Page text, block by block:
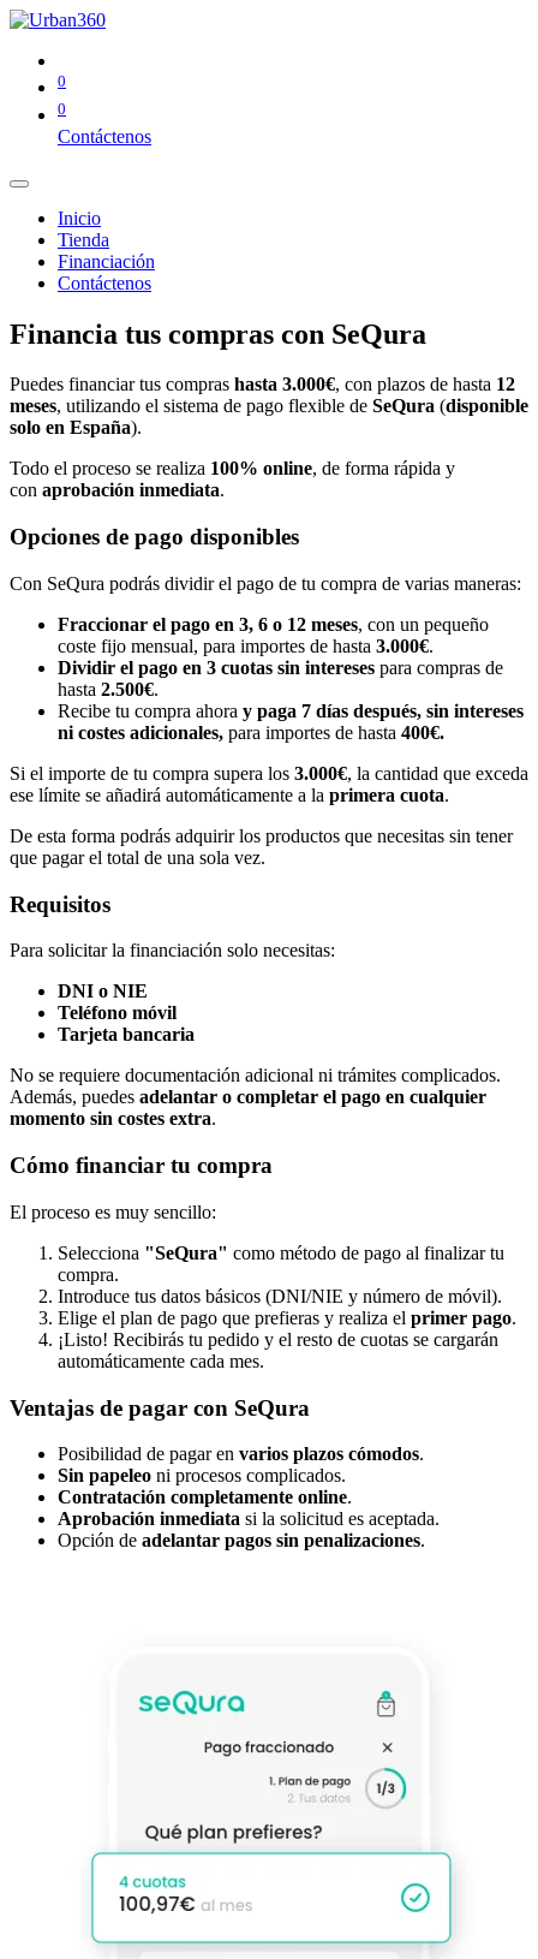
0
0
Contáctenos
Inicio
Tienda
Financiación
Contáctenos
Financia tus compras con SeQura
Puedes financiar tus compras hasta 3.000€, con plazos de hasta 12
meses, utilizando el sistema de pago flexible de SeQura (disponible
solo en España).
Todo el proceso se realiza 100% online, de forma rápida y
con aprobación inmediata.
Opciones de pago disponibles
Con SeQura podrás dividir el pago de tu compra de varias maneras:
Fraccionar el pago en 3, 6 o 12 meses, con un pequeño
coste fijo mensual, para importes de hasta 3.000€.
Dividir el pago en 3 cuotas sin intereses para compras de
hasta 2.500€.
Recibe tu compra ahora y paga 7 días después, sin intereses
ni costes adicionales, para importes de hasta 400€.
Si el importe de tu compra supera los 3.000€, la cantidad que exceda
ese límite se añadirá automáticamente a la primera cuota.
De esta forma podrás adquirir los productos que necesitas sin tener
que pagar el total de una sola vez.
Requisitos
Para solicitar la financiación solo necesitas:
DNI o NIE
Teléfono móvil
Tarjeta bancaria
No se requiere documentación adicional ni trámites complicados.
Además, puedes adelantar o completar el pago en cualquier
momento sin costes extra.
Cómo financiar tu compra
El proceso es muy sencillo:
Selecciona "SeQura" como método de pago al finalizar tu
compra.
Introduce tus datos básicos (DNI/NIE y número de móvil).
Elige el plan de pago que prefieras y realiza el primer pago.
¡Listo! Recibirás tu pedido y el resto de cuotas se cargarán
automáticamente cada mes.
Ventajas de pagar con SeQura
Posibilidad de pagar en varios plazos cómodos.
Sin papeleo ni procesos complicados.
Contratación completamente online.
Aprobación inmediata si la solicitud es aceptada.
Opción de adelantar pagos sin penalizaciones.